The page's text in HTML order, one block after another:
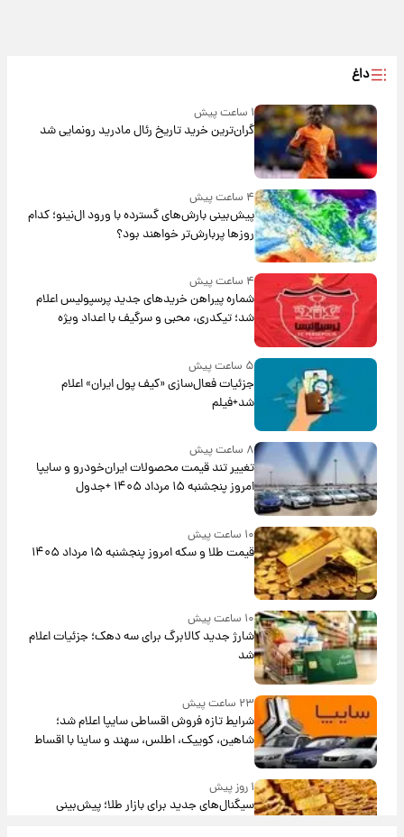
داغ
۱ ساعت پیش
گران‌ترین خرید تاریخ رئال مادرید رونمایی شد
۴ ساعت پیش
پیش‌بینی بارش‌های گسترده با ورود ال‌نینو؛ کدام
روزها پربارش‌تر خواهند بود؟
۴ ساعت پیش
شماره پیراهن خریدهای جدید پرسپولیس اعلام
شد؛ تیکدری، محبی و سرگیف با اعداد ویژه
۵ ساعت پیش
جزئیات فعال‌سازی «کیف پول ایران» اعلام
شد+فیلم
۸ ساعت پیش
تغییر تند قیمت محصولات ایران‌خودرو و سایپا
امروز پنجشنبه ۱۵ مرداد ۱۴۰۵ +جدول
۱۰ ساعت پیش
قیمت طلا و سکه امروز پنجشنبه ۱۵ مرداد ۱۴۰۵
۱۰ ساعت پیش
شارژ جدید کالابرگ برای سه دهک؛ جزئیات اعلام
شد
۲۳ ساعت پیش
شرایط تازه فروش اقساطی سایپا اعلام شد؛
شاهین، کوییک، اطلس، سهند و ساینا با اقساط
بلندمدت + جدول
۱ روز پیش
سیگنال‌های جدید برای بازار طلا؛ پیش‌بینی